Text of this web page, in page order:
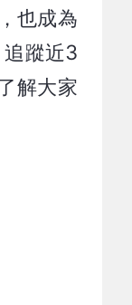
也成為
蹤近3
解大家